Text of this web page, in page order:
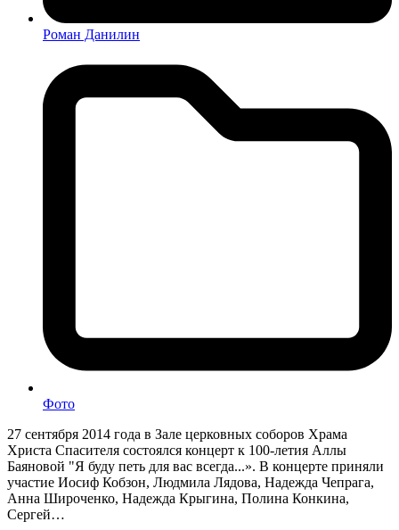
Роман Данилин
Фото
27 сентября 2014 года в Зале церковных соборов Храма
Христа Спасителя состоялся концерт к 100-летия Аллы
Баяновой "Я буду петь для вас всегда...». В концерте приняли
участие Иосиф Кобзон, Людмила Лядова, Надежда Чепрага,
Анна Широченко, Надежда Крыгина, Полина Конкина,
Сергей…